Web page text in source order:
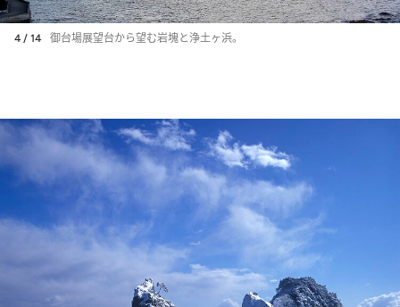
4 / 14 御台場展望台から望む岩塊と浄土ヶ浜。